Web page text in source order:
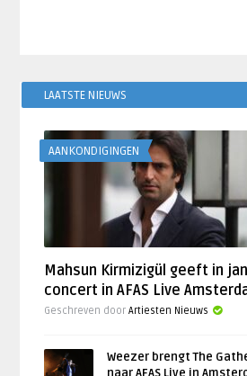
LAATSTE NIEUWS
AANKONDIGINGEN
Mahsun Kirmizigül geeft in
concert in AFAS Live
Geschreven doorArtiesten Nieuws
Weezer brengt The